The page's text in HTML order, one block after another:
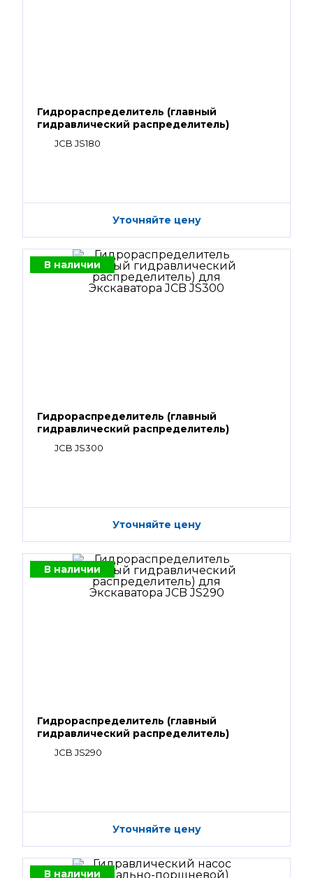
Гидрораспределитель (главный
гидравлический распределитель)
JCB JS180
Уточняйте цену
В наличии
Гидрораспределитель (главный
гидравлический распределитель)
JCB JS300
Уточняйте цену
В наличии
Гидрораспределитель (главный
гидравлический распределитель)
JCB JS290
Уточняйте цену
В наличии